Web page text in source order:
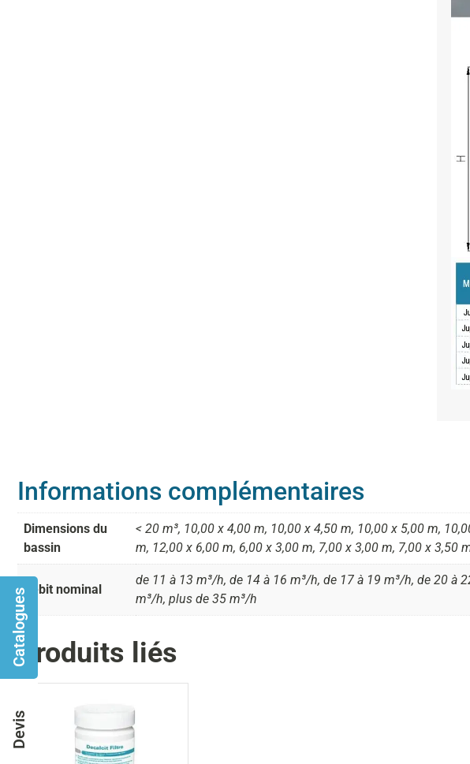
Catalogues
Devis
Informations complémentaires
Dimensions du
bassin
< 20 m³, 10,00 x 4,00 m, 10,00 x 4,50 m, 10,00 x 5,00 m,
m, 12,00 x 6,00 m, 6,00 x 3,00 m, 7,00 x 3,00 m, 7,00 x 3,50
Débit nominal
de 11 à 13 m³/h, de 14 à 16 m³/h, de 17 à 19 m³/h, de 20 à
m³/h, plus de 35 m³/h
Produits liés